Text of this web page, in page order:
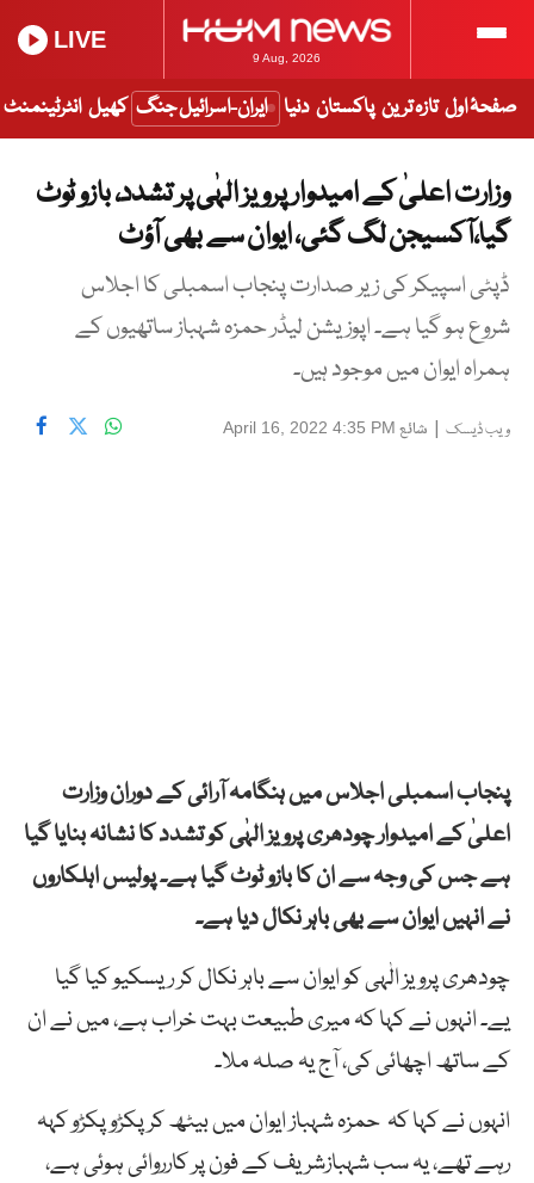
9 Aug, 2026
LIVE
صفحۂ اول تازہ ترین پاکستان دنیا ایران-اسرائیل جنگ کھیل انٹرٹینمنٹ
وزارت اعلیٰ کے امیدوار پرویز الہٰی پر تشدد، بازو ٹوٹ
گیا،آکسیجن لگ گئی، ایوان سے بھی آؤٹ
ڈپٹی اسپیکر کی زیر صدارت پنجاب اسمبلی کا اجلاس
شروع ہو گیا ہے۔ اپوزیشن لیڈر حمزہ شہباز ساتھیوں کے
ہمراہ ایوان میں موجود ہیں۔
ویب ڈیسک | شائع April 16, 2022 4:35 PM
پنجاب اسمبلی اجلاس میں ہنگامہ آرائی کے دوران وزارت
اعلیٰ کے امیدوار چودھری پرویز الہٰی کو تشدد کا نشانہ بنایا گیا
ہے جس کی وجہ سے ان کا بازو ٹوٹ گیا ہے۔ پولیس اہلکاروں
نے انہیں ایوان سے بھی باہر نکال دیا ہے۔
چودھری پرویز الٰہی کو ایوان سے باہر نکال کر ریسکیو کیا گیا
یے۔ انہوں نے کہا کہ میری طبیعت بہت خراب ہے، میں نے ان
کے ساتھ اچھائی کی، آج یہ صلہ ملا۔
انہوں نے کہا کہ حمزہ شہباز ایوان میں بیٹھ کر پکڑو پکڑو کہہ
رہے تھے، یہ سب شہبازشریف کے فون پر کارروائی ہوئی ہے،